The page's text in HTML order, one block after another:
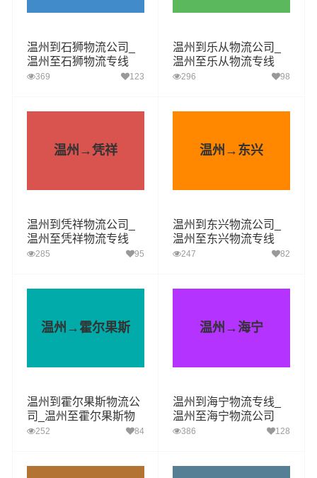
温州到石狮物流公司_
温州至石狮物流专线
369 123
温州到乐从物流公司_
温州至乐从物流专线
296 98
温州→凭祥
温州到凭祥物流公司_
温州至凭祥物流专线
285 95
温州→东兴
温州到东兴物流公司_
温州至东兴物流专线
247 82
温州→霍尔果斯
温州到霍尔果斯物流公
司_温州至霍尔果斯物
流专线
252 84
温州→海宁
温州到海宁物流专线_
温州至海宁物流公司
386 128